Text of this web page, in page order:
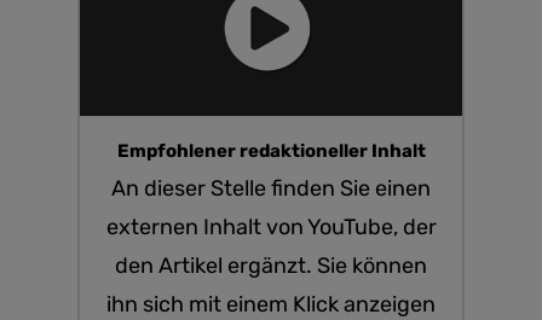
Empfohlener redaktioneller Inhalt
An dieser Stelle finden Sie einen
externen Inhalt von YouTube, der
den Artikel ergänzt. Sie können
ihn sich mit einem Klick anzeigen